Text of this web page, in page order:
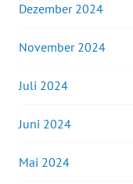
Dezember 2024
November 2024
Juli 2024
Juni 2024
Mai 2024